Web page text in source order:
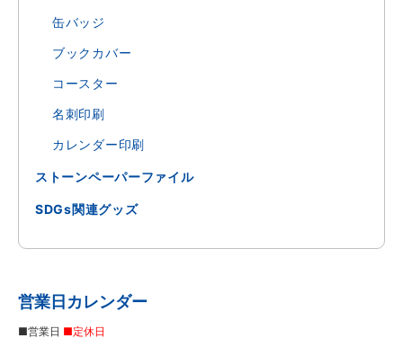
缶バッジ
ブックカバー
コースター
名刺印刷
カレンダー印刷
ストーンペーパーファイル
SDGs関連グッズ
営業日カレンダー
■営業日 ■定休日